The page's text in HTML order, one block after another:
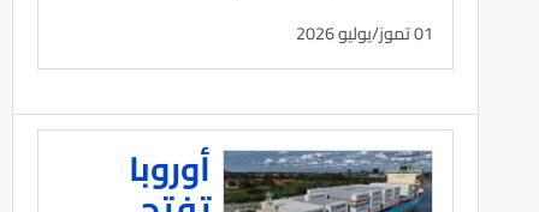
01 تموز/يوليو 2026
أوروبا